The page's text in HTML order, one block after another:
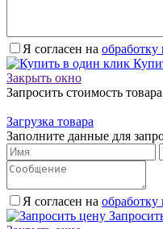
Я согласен на
Закрыть окно
Запросить стоимость товара
Загрузка товара
Заполните данные для
Я согласен на